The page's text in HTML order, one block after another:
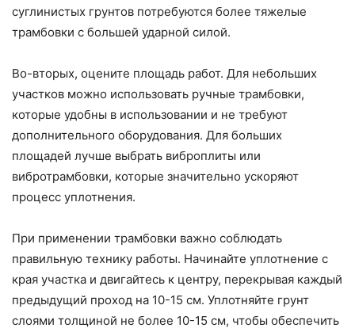
суглинистых грунтов потребуются более тяжелые
трамбовки с большей ударной силой.
Во-вторых, оцените площадь работ. Для небольших
участков можно использовать ручные трамбовки,
которые удобны в использовании и не требуют
дополнительного оборудования. Для больших
площадей лучше выбрать виброплиты или
вибротрамбовки, которые значительно ускоряют
процесс уплотнения.
При применении трамбовки важно соблюдать
правильную технику работы. Начинайте уплотнение с
края участка и двигайтесь к центру, перекрывая каждый
предыдущий проход на 10-15 см. Уплотняйте грунт
слоями толщиной не более 10-15 см, чтобы обеспечить